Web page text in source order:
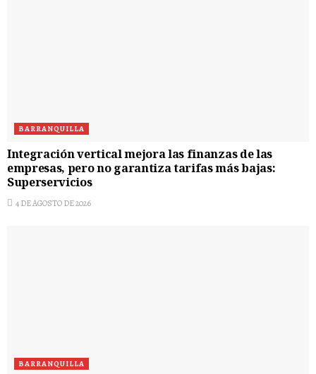
BARRANQUILLA
Integración vertical mejora las finanzas de las
empresas, pero no garantiza tarifas más bajas:
Superservicios
4 DE AGOSTO DE 2026
BARRANQUILLA